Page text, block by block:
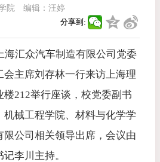
院
编辑： 汪婷
分享到:
海汇众汽车制造有限公司党委
主席刘存林一行来访上海理
212举行座谈，校党委副书
械工程学院、材料与化学学
限公司相关领导出席，会议由
李川主持。